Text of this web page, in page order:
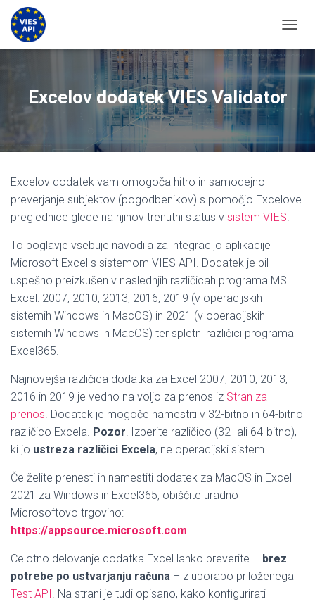
Excelov dodatek VIES Validator
Excelov dodatek vam omogoča hitro in samodejno
preverjanje subjektov (pogodbenikov) s pomočjo Excelove
preglednice glede na njihov trenutni status v sistem VIES.
To poglavje vsebuje navodila za integracijo aplikacije
Microsoft Excel s sistemom VIES API. Dodatek je bil
uspešno preizkušen v naslednjih različicah programa MS
Excel: 2007, 2010, 2013, 2016, 2019 (v operacijskih
sistemih Windows in MacOS) in 2021 (v operacijskih
sistemih Windows in MacOS) ter spletni različici programa
Excel365.
Najnovejša različica dodatka za Excel 2007, 2010, 2013,
2016 in 2019 je vedno na voljo za prenos iz Stran za
prenos. Dodatek je mogoče namestiti v 32-bitno in 64-bitno
različico Excela. Pozor! Izberite različico (32- ali 64-bitno),
ki jo ustreza različici Excela, ne operacijski sistem.
Če želite prenesti in namestiti dodatek za MacOS in Excel
2021 za Windows in Excel365, obiščite uradno
Microsoftovo trgovino:
https://appsource.microsoft.com.
Celotno delovanje dodatka Excel lahko preverite – brez
potrebe po ustvarjanju računa – z uporabo priloženega
Test API. Na strani je tudi opisano, kako konfigurirati